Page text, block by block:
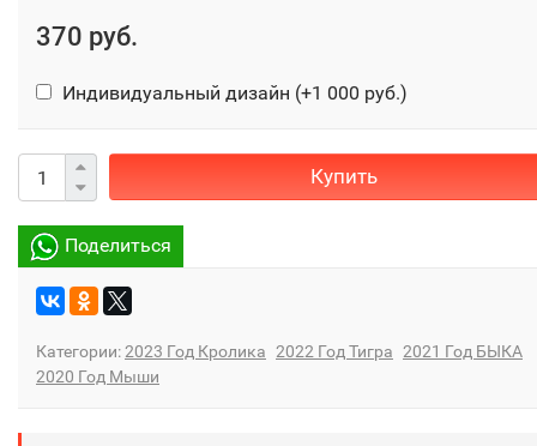
370 руб.
Индивидуальный дизайн (+1 000 руб.)
Купить
Поделиться
Категории:2023 Год Кролика 2022 Год Тигра 2021 Год БЫКА
2020 Год Мыши